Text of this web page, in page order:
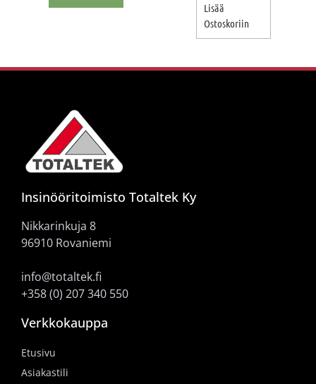
Lisää
Ostoskoriin
Insinööritoimisto Totaltek Ky
Nikkarinkuja 8
96910 Rovaniemi
info@totaltek.fi
+358 (0) 207 340 550
Verkkokauppa
Etusivu
Asiakastili